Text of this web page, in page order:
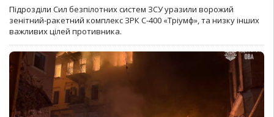
Підрозділи Сил безпілотних систем ЗСУ уразили ворожий
зенітний-ракетний комплекс ЗРК С-400 «Тріумф», та низку інших
важливих цілей противника.